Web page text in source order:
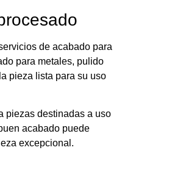
de acabado para
para metales, pulido
pieza lista para su uso
piezas destinadas a uso
acabado puede
excepcional.